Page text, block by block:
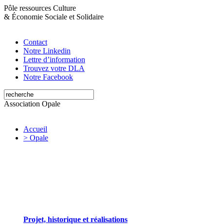
Pôle ressources Culture
& Économie Sociale et Solidaire
Contact
Notre Linkedin
Lettre d’information
Trouvez votre DLA
Notre Facebook
Association Opale
Accueil
> Opale
Projet, historique et réalisations